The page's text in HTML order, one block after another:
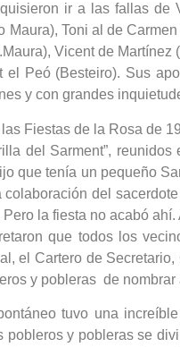
ir a las fallas de
Maura), Toni al de
Vicent de
el Peó (Besteiro). Sus
y con grandes
Fiestas de la Rosa de
del Sarment”,
que tenía un pequeño
del
la fiesta no acabó
que todos los
el Cartero de
y pobleras de
tuvo una
pobleros y pobleras se